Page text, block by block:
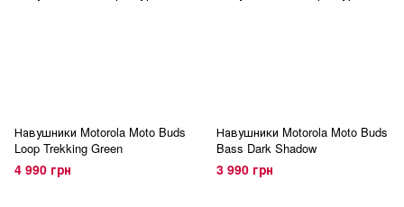
Навушники Motorola Moto Buds
Loop Trekking Green
4 990 грн
Навушники Motorola Moto Buds
Bass Dark Shadow
3 990 грн